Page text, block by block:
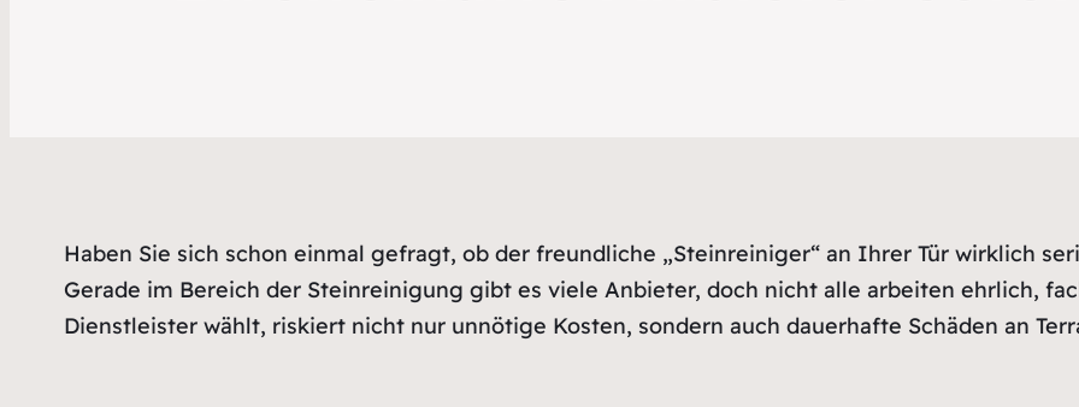
Haben Sie sich schon einmal gefragt, ob der freundliche „Steinreiniger“ an Ihrer Tür wirklich
Gerade im Bereich der Steinreinigung gibt es viele Anbieter, doch nicht alle arbeiten ehrlich,
Dienstleister wählt, riskiert nicht nur unnötige Kosten, sondern auch dauerhafte Schäden an